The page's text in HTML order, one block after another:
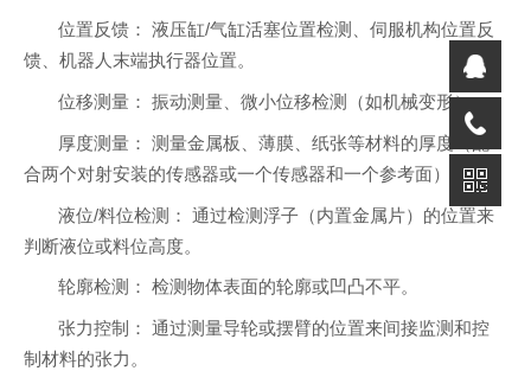
位置反馈： 液压缸/气缸活塞位置检测、伺服机构位置反
馈、机器人末端执行器位置。
位移测量： 振动测量、微小位移检测（如机械变形）。
厚度测量： 测量金属板、薄膜、纸张等材料的厚度（配
合两个对射安装的传感器或一个传感器和一个参考面）。
液位/料位检测： 通过检测浮子（内置金属片）的位置来
判断液位或料位高度。
轮廓检测： 检测物体表面的轮廓或凹凸不平。
张力控制： 通过测量导轮或摆臂的位置来间接监测和控
制材料的张力。